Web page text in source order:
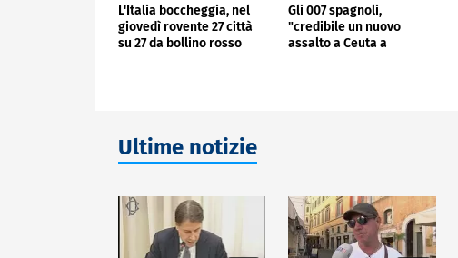
L'Italia boccheggia, nel
giovedì rovente 27 città
su 27 da bollino rosso
Gli 007 spagnoli,
"credibile un nuovo
assalto a Ceuta a
Ultime notizie